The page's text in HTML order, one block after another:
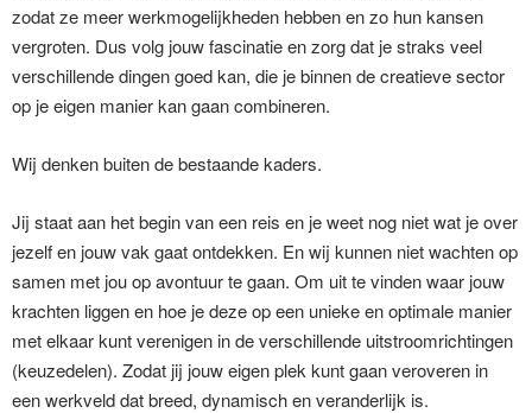
zodat ze meer werkmogelijkheden hebben en zo hun kansen
vergroten. Dus volg jouw fascinatie en zorg dat je straks veel
verschillende dingen goed kan, die je binnen de creatieve sector
op je eigen manier kan gaan combineren.
Wij denken buiten de bestaande kaders.
Jij staat aan het begin van een reis en je weet nog niet wat je over
jezelf en jouw vak gaat ontdekken. En wij kunnen niet wachten op
samen met jou op avontuur te gaan. Om uit te vinden waar jouw
krachten liggen en hoe je deze op een unieke en optimale manier
met elkaar kunt verenigen in de verschillende uitstroomrichtingen
(keuzedelen). Zodat jij jouw eigen plek kunt gaan veroveren in
een werkveld dat breed, dynamisch en veranderlijk is.